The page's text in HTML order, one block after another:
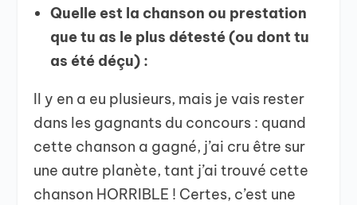
Quelle est la chanson ou prestation
que tu as le plus détesté (ou dont tu
as été déçu) :
Il y en a eu plusieurs, mais je vais rester
dans les gagnants du concours : quand
cette chanson a gagné, j’ai cru être sur
une autre planète, tant j’ai trouvé cette
chanson HORRIBLE ! Certes, c’est une